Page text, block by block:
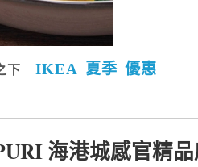
下 IKEA 夏季 優惠
海港城感官精